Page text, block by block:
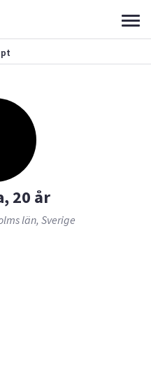
20 år
län, Sverige